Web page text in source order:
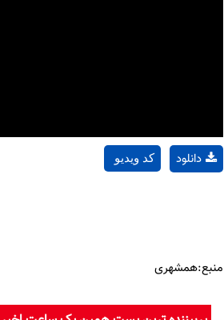
کد ویدیو دانلود
منبع:همشهری